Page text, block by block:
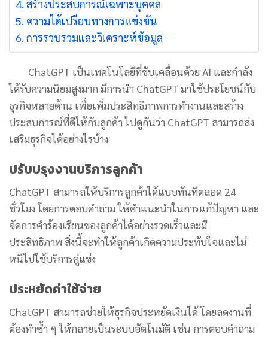
สร้างประสบการณ์เฉพาะบุคคล
ความได้เปรียบทางการแข่งขัน
การรวบรวมและวิเคราะห์ข้อมูล
ChatGPT เป็นเทคโนโลยีที่ขับเคลื่อนด้วย AI และกำลัง
ได้รับความนิยมสูงมาก มีการนำ ChatGPT มาใช้ประโยชน์กับ
ธุรกิจหลายด้าน เพื่อเพิ่มประสิทธิภาพการทำงานและสร้าง
ประสบการณ์ที่ดีให้กับลูกค้า ไปดูกันว่า ChatGPT สามารถส่ง
เสริมธุรกิจได้อย่างไรบ้าง
ปรับปรุงงานบริการลูกค้า
ChatGPT สามารถให้บริการลูกค้าได้แบบทันทีตลอด 24
ชั่วโมง โดยการตอบคำถาม ให้คำแนะนำในการแก้ปัญหา และ
จัดการคำร้องเรียนของลูกค้าได้อย่างรวดเร็วและมี
ประสิทธิภาพ สิ่งนี้จะทำให้ลูกค้าเกิดความประทับใจและไม่
หนีไปใช้บริการคู่แข่ง
ประหยัดค่าใช้จ่าย
ChatGPT สามารถช่วยให้ธุรกิจประหยัดเงินได้ โดยลดงานที่
ต้องทำซ้ำ ๆ ให้กลายเป็นระบบอัตโนมัติ เช่น การตอบคำถาม